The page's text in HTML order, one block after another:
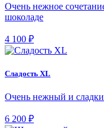
Очень нежное
шоколаде
4 100 ₽
Сладость XL
Очень нежный и
6 200 ₽